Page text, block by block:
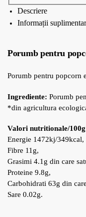
Descriere
Informații
Porumb pentru
Porumb pentru popcorn
Ingrediente: Porumb
*din agricultura
Valori nutritionale/
Energie 1472kj/349kcal,
Fibre 11g,
Grasimi 4.1g din care
Proteine 9.8g,
Carbohidrati 63g din
Sare 0.02g.